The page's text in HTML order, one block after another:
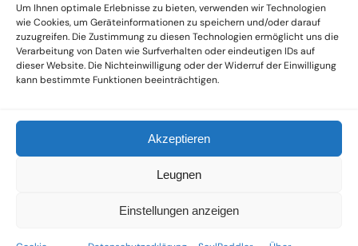
Um Ihnen optimale Erlebnisse zu bieten, verwenden wir Technologien
wie Cookies, um Geräteinformationen zu speichern und/oder darauf
zuzugreifen. Die Zustimmung zu diesen Technologien ermöglicht uns die
Verarbeitung von Daten wie Surfverhalten oder eindeutigen IDs auf
dieser Website. Die Nichteinwilligung oder der Widerruf der Einwilligung
kann bestimmte Funktionen beeinträchtigen.
Akzeptieren
Leugnen
Einstellungen anzeigen
Wir bieten eine breite Auswahl an sowohl hochgradig
sammelwürdigen als auch Mainstream-Titeln und -Formaten auf
Vinyl, CD und weiteren Medien.
Sowohl neue als auch gebrauchte, nach Zustand bewertete
Wir setzen uns leidenschaftlich für unabhängige Künstler und
Labels ein und bieten hochwertige, maßgeschneiderte Lösungen
aus über 30 Jahren Erfahrung in der Musikindustrie.
SoulPeddler Mailorder, Records & Vinyl Production – DUBOX –
Nettirock – Nice Guy Records – MOVA Museum of Vinyl Arts